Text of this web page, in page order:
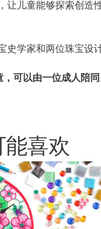
让儿童能够探索创造
史学家和两位珠宝设
可以由一位成人陪同
喜欢